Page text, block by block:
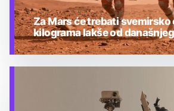
Za Mars će trebati
kilograma lakše od